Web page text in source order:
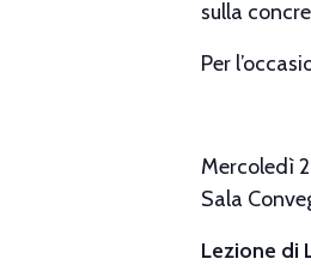
sulla
Per
Mercoledì
Sala
Lezione di